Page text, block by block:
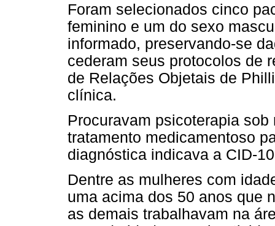
Foram selecionados cinco
feminino e um do sexo
informado, preservando-se
cederam seus protocolos de
de Relações Objetais de
clínica.
Procuravam psicoterapia
tratamento medicamentoso
diagnóstica indicava a CID-
Dentre as mulheres com
uma acima dos 50 anos que
as demais trabalhavam na